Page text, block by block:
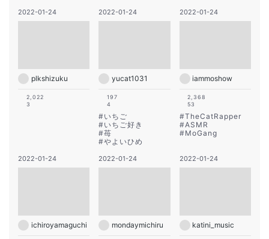
2022-01-24
plkshizuku
2,022
3
2022-01-24
yucat1031
197
4
#いちご
#いちご好き
#苺
#やよいひめ
2022-01-24
iammoshow
2,368
53
#TheCatRapper
#ASMR
#MoGang
2022-01-24
ichiroyamaguchi
2022-01-24
mondaymichiru
2022-01-24
katini_music